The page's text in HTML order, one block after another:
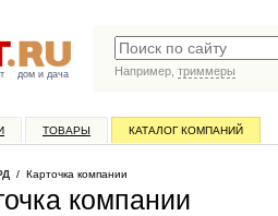
дом и дача
Например, триммеры
ТОВАРЫ КАТАЛОГ КОМПАНИЙ
/ Карточка компании
компании